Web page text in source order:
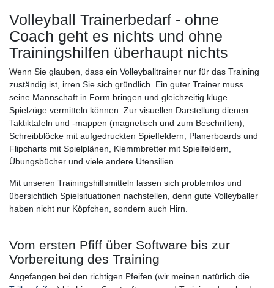
Volleyball Trainerbedarf - ohne
Coach geht es nichts und ohne
Trainingshilfen überhaupt nichts
Wenn Sie glauben, dass ein Volleyballtrainer nur für das Training
zuständig ist, irren Sie sich gründlich. Ein guter Trainer muss
seine Mannschaft in Form bringen und gleichzeitig kluge
Spielzüge vermitteln können. Zur visuellen Darstellung dienen
Taktiktafeln und -mappen (magnetisch und zum Beschriften),
Schreibblöcke mit aufgedruckten Spielfeldern, Planerboards und
Flipcharts mit Spielplänen, Klemmbretter mit Spielfeldern,
Übungsbücher und viele andere Utensilien.
Mit unseren Trainingshilfsmitteln lassen sich problemlos und
übersichtlich Spielsituationen nachstellen, denn gute Volleyballer
haben nicht nur Köpfchen, sondern auch Hirn.
Vom ersten Pfiff über Software bis zur
Vorbereitung des Training
Angefangen bei den richtigen Pfeifen (wir meinen natürlich die